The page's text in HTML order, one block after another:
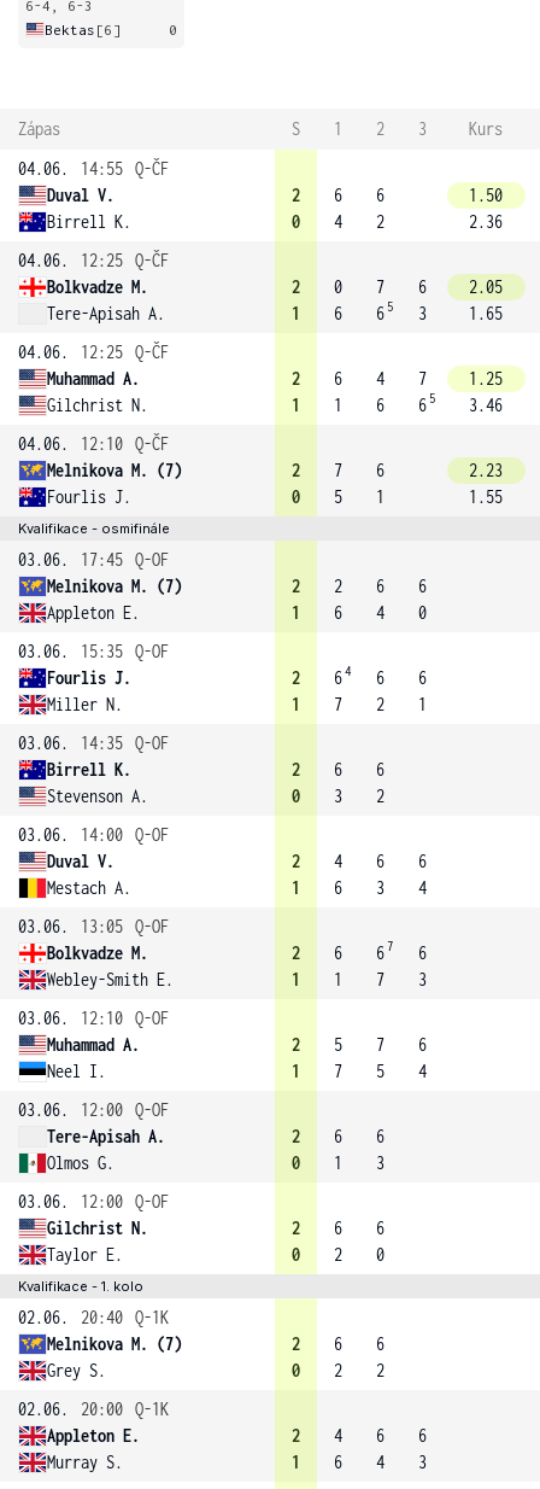
6-4, 6-3
Bektas [6] 0
Zápas S 1 2 3
Kurs
04.06.
14:55 Q-ČF
Duval V.
Birrell K.
2
0
6
4
6
2
1.50
2.36
04.06.
12:25 Q-ČF
Bolkvadze M.
Tere-Apisah A.
2
1
0
6
7
6 5
6
3
2.05
1.65
04.06.
12:25 Q-ČF
Muhammad A.
Gilchrist N.
2
1
6
1
4
6
7
6 5
1.25
3.46
04.06.
12:10 Q-ČF
Melnikova M. (7)
Fourlis J.
2
0
7
5
6
1
2.23
1.55
Kvalifikace - osmifinále
03.06. 17:45 Q-OF
Melnikova M. (7)
Appleton E.
2
1
2
6
6
4
6
0
03.06.
15:35 Q-OF
Fourlis J.
Miller N.
2
1
64
7
6
2
6
1
03.06.
14:35 Q-OF
Birrell K.
Stevenson A.
2
0
6
3
6
2
03.06.
14:00 Q-OF
Duval V.
Mestach A.
2
1
4
6
6
3
6
4
03.06.
13:05 Q-OF
Bolkvadze M.
Webley-Smith E.
2
1
6
1
67
7
6
3
03.06.
12:10 Q-OF
Muhammad A.
Neel I.
2
1
5
7
7
5
6
4
03.06.
12:00 Q-OF
Tere-Apisah A.
Olmos G.
2
0
6
1
6
3
03.06.
12:00 Q-OF
Gilchrist N.
Taylor E.
2
0
6
2
6
0
Kvalifikace - 1. kolo
02.06. 20:40 Q-1K
Melnikova M. (7)
Grey S.
2
0
6
2
6
2
02.06.
20:00 Q-1K
Appleton E.
Murray S.
2
1
4
6
6
4
6
3